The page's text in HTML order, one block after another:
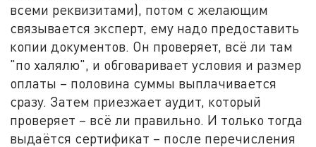
всеми реквизитами), потом с желающим
связывается эксперт, ему надо предоставить
копии документов. Он проверяет, всё ли там
"по халялю", и обговаривает условия и размер
оплаты – половина суммы выплачивается
сразу. Затем приезжает аудит, который
проверяет – всё ли правильно. И только тогда
выдаётся сертификат – после перечисления